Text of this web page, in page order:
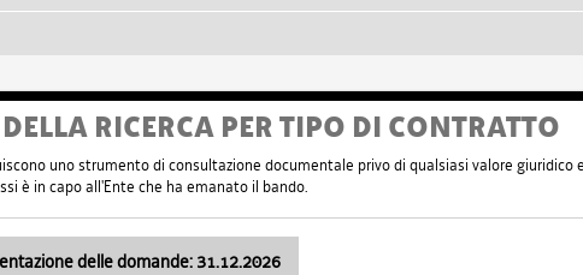
RICERCA PER TIPO DI CONTRATTO
uno strumento di consultazione documentale privo di qualsiasi valore giuridico
è in capo all'Ente che ha emanato il bando.
delle domande: 31.12.2026